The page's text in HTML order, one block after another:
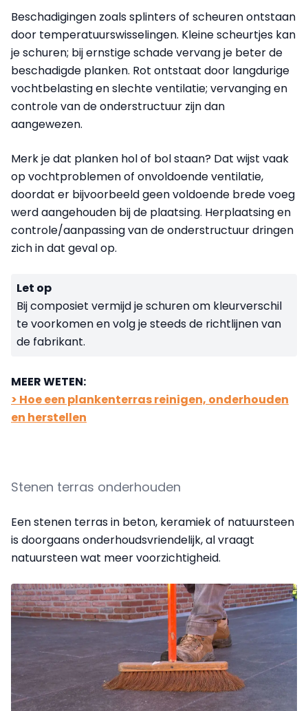
Beschadigingen zoals splinters of scheuren ontstaan
door temperatuurswisselingen. Kleine scheurtjes kan
je schuren; bij ernstige schade vervang je beter de
beschadigde planken. Rot ontstaat door langdurige
vochtbelasting en slechte ventilatie; vervanging en
controle van de onderstructuur zijn dan
aangewezen.
Merk je dat planken hol of bol staan? Dat wijst vaak
op vochtproblemen of onvoldoende ventilatie,
doordat er bijvoorbeeld geen voldoende brede voeg
werd aangehouden bij de plaatsing. Herplaatsing en
controle/aanpassing van de onderstructuur dringen
zich in dat geval op.
Let op
Bij composiet vermijd je schuren om kleurverschil
te voorkomen en volg je steeds de richtlijnen van
de fabrikant.
MEER WETEN:
> Hoe een plankenterras reinigen, onderhouden
en herstellen
Stenen terras onderhouden
Een stenen terras in beton, keramiek of natuursteen
is doorgaans onderhoudsvriendelijk, al vraagt
natuursteen wat meer voorzichtigheid.